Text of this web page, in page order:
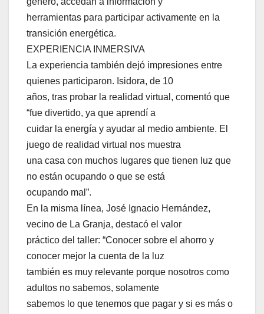
herramientas para participar activamente en la
transición energética.
EXPERIENCIA INMERSIVA
La experiencia también dejó impresiones entre
quienes participaron. Isidora, de 10
años, tras probar la realidad virtual, comentó que
“fue divertido, ya que aprendí a
cuidar la energía y ayudar al medio ambiente. El
juego de realidad virtual nos muestra
una casa con muchos lugares que tienen luz que
no están ocupando o que se está
ocupando mal”.
En la misma línea, José Ignacio Hernández,
vecino de La Granja, destacó el valor
práctico del taller: “Conocer sobre el ahorro y
conocer mejor la cuenta de la luz
también es muy relevante porque nosotros como
adultos no sabemos, solamente
sabemos lo que tenemos que pagar y si es más o